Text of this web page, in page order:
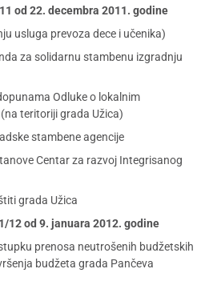
od 22. decembra 2011. godine
usluga prevoza dece i učenika)
za solidarnu stambenu izgradnju
Odluke o lokalnim
teritoriji grada Užica)
stambene agencije
Centar za razvoj Integrisanog
grada Užica
12 od 9. januara 2012. godine
prenosa neutrošenih budžetskih
budžeta grada Pančeva